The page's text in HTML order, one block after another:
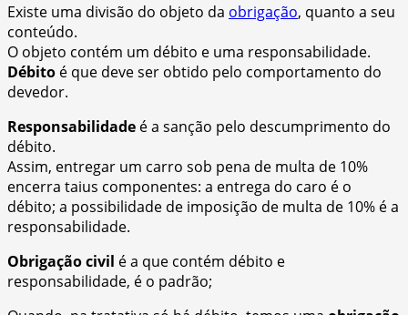
Existe uma divisão do objeto da obrigação, quanto a seu
conteúdo.
O objeto contém um débito e uma responsabilidade.
Débito é que deve ser obtido pelo comportamento do
devedor.
Responsabilidade é a sanção pelo descumprimento do
débito.
Assim, entregar um carro sob pena de multa de 10%
encerra taius componentes: a entrega do caro é o
débito; a possibilidade de imposição de multa de 10% é a
responsabilidade.
Obrigação civil é a que contém débito e
responsabilidade, é o padrão;